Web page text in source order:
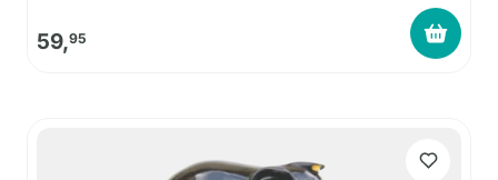
59,95